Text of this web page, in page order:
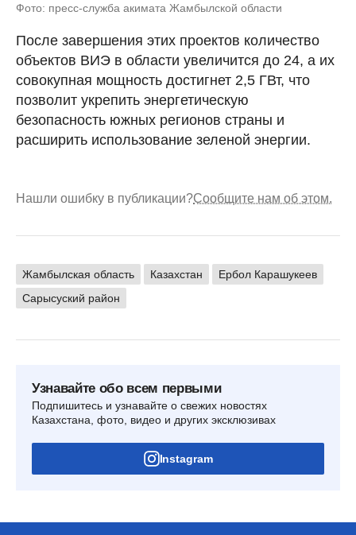
Фото: пресс-служба акимата Жамбылской области
После завершения этих проектов количество
объектов ВИЭ в области увеличится до 24, а их
совокупная мощность достигнет 2,5 ГВт, что
позволит укрепить энергетическую
безопасность южных регионов страны и
расширить использование зеленой энергии.
Нашли ошибку в публикации?Сообщите нам об этом.
Жамбылская область Казахстан
Ербол Карашукеев
Сарысуский район
Узнавайте обо всем первыми
Подпишитесь и узнавайте о свежих новостях
Казахстана, фото, видео и других эксклюзивах
Instagram